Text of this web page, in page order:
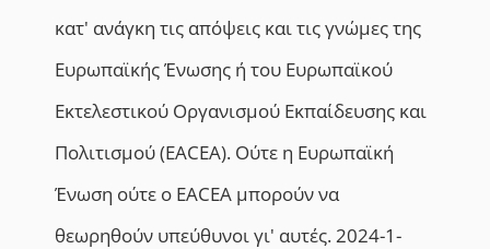
κατ' ανάγκη τις απόψεις και τις γνώμες της
Ευρωπαϊκής Ένωσης ή του Ευρωπαϊκού
Εκτελεστικού Οργανισμού Εκπαίδευσης και
Πολιτισμού (EACEA). Ούτε η Ευρωπαϊκή
Ένωση ούτε ο EACEA μπορούν να
θεωρηθούν υπεύθυνοι γι' αυτές. 2024-1-